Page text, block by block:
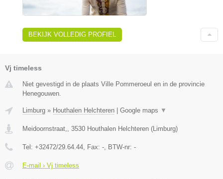
BEKIJK VOLLEDIG PROFIEL
Vj timeless
Niet gevestigd in de plaats Ville Pommeroeul en in de provincie
Henegouwen.
Limburg » Houthalen Helchteren | Google maps ▼
Meidoornstraat, 3530 Houthalen Helchteren (Limburg)
Tel: +32472/29.64.44 , Fax: - , BTW-nr: -
E-mail › Vj timeless